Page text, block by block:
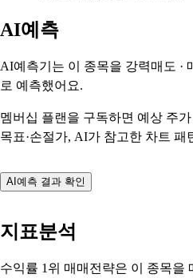
AI예측
AI예측기는 이 종목을 강력매도 ·
로 예측했어요.
멤버십 플랜을 구독하면 예상 주
목표·손절가, AI가 참고한 차트 패
AI예측 결과 확인
지표분석
수익률 1위 매매전략은 이 종목을